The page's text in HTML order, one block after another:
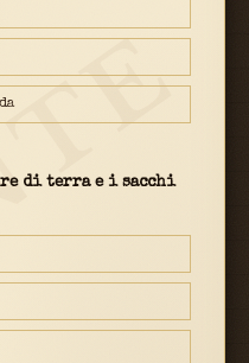
di terra e i sacchi